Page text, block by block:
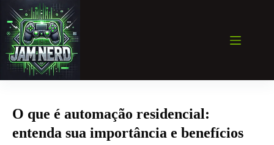
para
conteúdo
O que é automação residencial:
entenda sua importância e benefícios